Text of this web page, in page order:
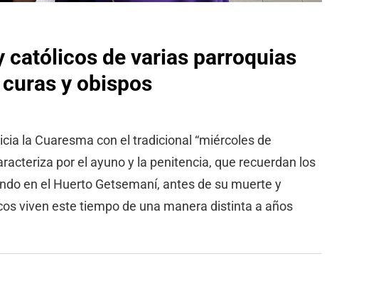
católicos de varias parroquias
y obispos
la Cuaresma con el tradicional “miércoles de
por el ayuno y la penitencia, que recuerdan los
en el Huerto Getsemaní, antes de su muerte y
viven este tiempo de una manera distinta a años